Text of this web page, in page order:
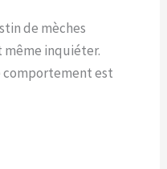
de mèches
inquiéter.
comportement est